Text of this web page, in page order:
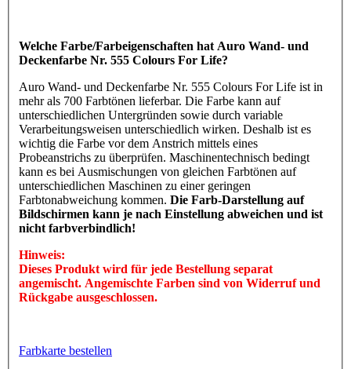
Welche Farbe/Farbeigenschaften hat Auro Wand- und
Deckenfarbe Nr. 555 Colours For Life?
Auro Wand- und Deckenfarbe Nr. 555 Colours For Life ist in
mehr als 700 Farbtönen lieferbar. Die Farbe kann auf
unterschiedlichen Untergründen sowie durch variable
Verarbeitungsweisen unterschiedlich wirken. Deshalb ist es
wichtig die Farbe vor dem Anstrich mittels eines
Probeanstrichs zu überprüfen. Maschinentechnisch bedingt
kann es bei Ausmischungen von gleichen Farbtönen auf
unterschiedlichen Maschinen zu einer geringen
Farbtonabweichung kommen. Die Farb-Darstellung auf
Bildschirmen kann je nach Einstellung abweichen und ist
nicht farbverbindlich!
Hinweis:
Dieses Produkt wird für jede Bestellung separat
angemischt. Angemischte Farben sind von Widerruf und
Rückgabe ausgeschlossen.
Farbkarte bestellen